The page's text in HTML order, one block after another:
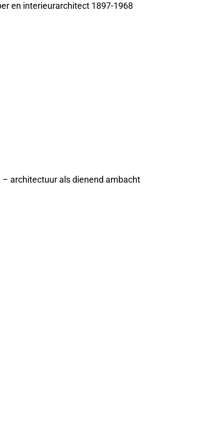
en interieurarchitect 1897-1968
– architectuur als dienend ambacht